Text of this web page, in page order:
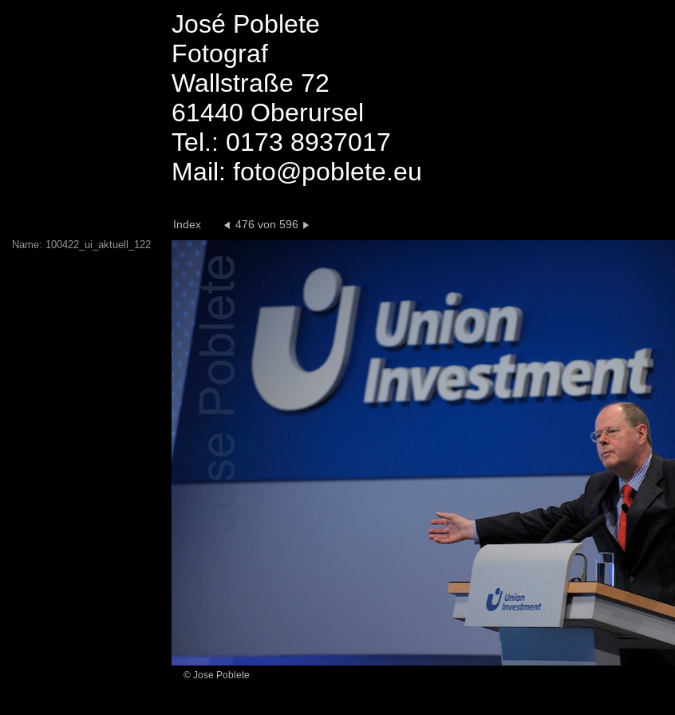
José Poblete
Fotograf
Wallstraße 72
61440 Oberursel
Tel.: 0173 8937017
Mail: foto@poblete.eu
Index 476 von 596
Name: 100422_ui_aktuell_122
© Jose Poblete